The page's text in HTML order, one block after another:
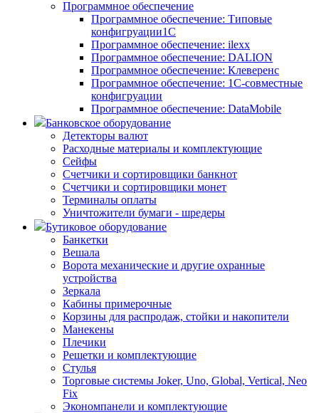
Программное обеспечение
Программное обеспечение: Типовые
конфигруации1С
Программное обеспечение: ilexx
Программное обеспечение: DALION
Программное обеспечение: Клеверенс
Программное обеспечение: 1С-совместные
конфигруации
Программное обеспечение: DataMobile
Банковское оборудование
Детекторы валют
Расходные материалы и комплектующие
Сейфы
Счетчики и сортировщики банкнот
Счетчики и сортировщики монет
Терминалы оплаты
Уничтожители бумаги - шредеры
Бутиковое оборудование
Банкетки
Вешала
Ворота механические и другие охранные
устройства
Зеркала
Кабины примерочные
Корзины для распродаж, стойки и накопители
Манекены
Плечики
Решетки и комплектующие
Стулья
Торговые системы Joker, Uno, Global, Vertical, Neo
Fix
Экономпанели и комплектующие